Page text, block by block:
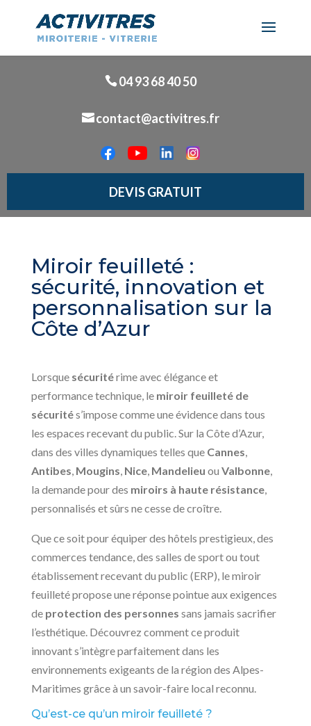
04 93 68 40 50
contact@activitres.fr
DEVIS GRATUIT
Miroir feuilleté :
sécurité, innovation et
personnalisation sur la
Côte d’Azur
Lorsque sécuritérime avec élégance et
performance technique, le miroir feuilleté de
sécurités’impose comme une évidence dans tous
les espaces recevant du public. Sur la Côte d’Azur,
dans des villes dynamiques telles que Cannes,
Antibes, Mougins, Nice, Mandelieu ou Valbonne,
la demande pour des miroirs à haute résistance,
personnalisés et sûrs ne cesse de croître.
Que ce soit pour équiper des hôtels prestigieux, des
commerces tendance, des salles de sport ou tout
établissement recevant du public (ERP), le miroir
feuilleté propose une réponse pointue aux exigences
de protection des personnes sans jamais sacrifier
l’esthétique. Découvrez comment ce produit
innovant s’intègre parfaitement dans les
environnements exigeants de la région des Alpes-
Maritimes grâce à un savoir-faire local reconnu.
Qu’est-ce qu’un miroir feuilleté ?